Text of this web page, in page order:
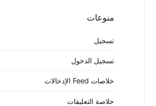
منوعات
تسجيل
تسجيل الدخول
خلاصات Feed الإدخالات
خلاصة التعليقات